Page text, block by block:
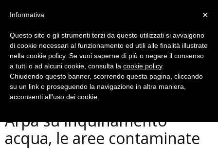
Cronaca
Terni, conclusa indagine
Arpa su inquinamento
acqua, le aree contaminate
×
Informativa
Questo sito o gli strumenti terzi da questo utilizzati si avvalgono
di cookie necessari al funzionamento ed utili alle finalità illustrate
nella cookie policy. Se vuoi saperne di più o negare il consenso
a tutti o ad alcuni cookie, consulta la cookie policy.
Chiudendo questo banner, scorrendo questa pagina, cliccando
su un link o proseguendo la navigazione in altra maniera,
acconsenti all’uso dei cookie.